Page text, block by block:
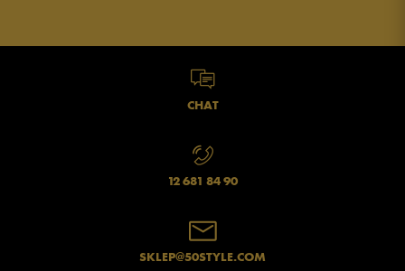
CHAT
12 681 84 90
SKLEP@50STYLE.COM